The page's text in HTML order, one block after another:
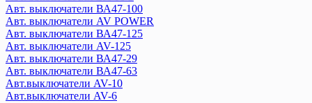
EKF
Авт. выключатели ВА-450
Авт. выключатели ВА-99
Авт. выключатели ВА-99М
Авт. выключатели ВА-99С
Авт. выключатели AV POWER
Авт. выключатели ВА47-100
Авт. выключатели ВА47-100
Авт. выключатели AV POWER
Авт. выключатели ВА47-125
Авт. выключатели AV-125
Авт. выключатели ВА47-29
Авт. выключатели ВА47-63
Авт.выключатели AV-10
Авт.выключатели AV-6